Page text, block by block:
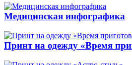
Медицинская инфографика
Принт на одежду «Время